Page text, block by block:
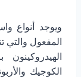
ويوجد أنواع
المفعول والتي
الكوجيك